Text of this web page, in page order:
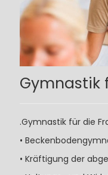
Gymnastik
.Gymnastik für die
•
• Kräftigung der